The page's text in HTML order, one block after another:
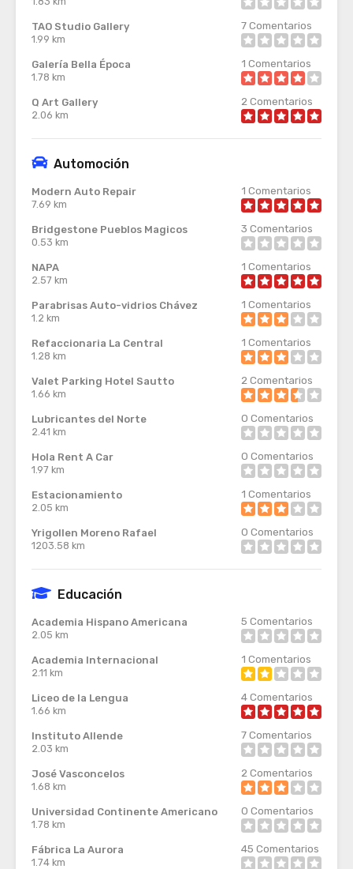
TAO Studio Gallery
1.99 km
7Comentarios
Galería Bella Época
1.78 km
1 Comentarios
Q Art Gallery
2.06 km
2 Comentarios
Automoción
Modern Auto Repair
7.69 km
1 Comentarios
Bridgestone Pueblos Magicos
0.53 km
3 Comentarios
NAPA
2.57 km
1 Comentarios
Parabrisas Auto-vidrios Chávez
1.2 km
1 Comentarios
Refaccionaria La Central
1.28 km
1 Comentarios
Valet Parking Hotel Sautto
1.66 km
2 Comentarios
Lubricantes del Norte
2.41 km
0 Comentarios
Hola Rent A Car
1.97 km
0 Comentarios
Estacionamiento
2.05 km
1 Comentarios
Yrigollen Moreno Rafael
1203.58 km
0 Comentarios
Educación
Academia Hispano Americana
2.05 km
5 Comentarios
Academia Internacional
2.11 km
1 Comentarios
Liceo de la Lengua
1.66 km
4Comentarios
Instituto Allende
2.03 km
7Comentarios
José Vasconcelos
1.68 km
2 Comentarios
Universidad Continente Americano
1.78 km
0 Comentarios
Fábrica La Aurora
1.74 km
45 Comentarios